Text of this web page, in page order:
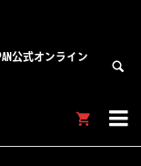
公式オンライン

